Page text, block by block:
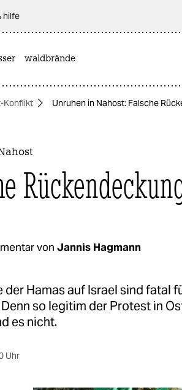
hilfe
waldbrände
Konflikt Unruhen in Nahost: Falsche
von Jannis Hagmann
der Hamas auf Israel sind fatal
so legitim der Protest in
es nicht.
Uhr